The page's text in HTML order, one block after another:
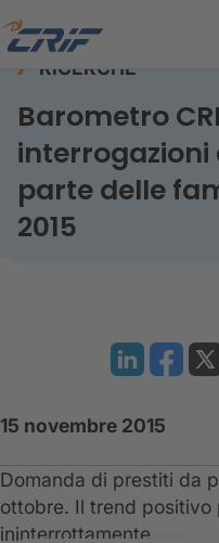
Home Risorse
RICERCHE
Barometro
interrogazioni
parte delle
2015
15 novembre 2015
​Domanda di prestiti da
ottobre. Il trend
ininterrottamente.